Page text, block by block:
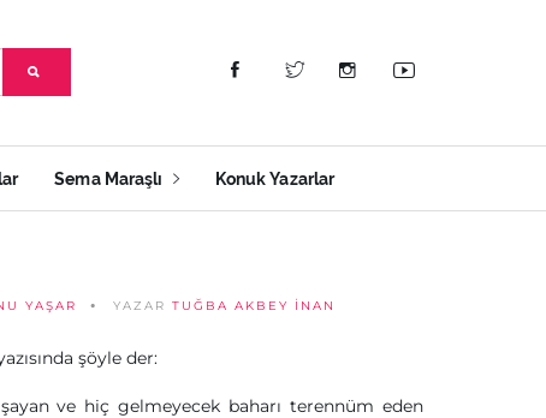
Sema Maraşlı Konuk Yazarlar
YAŞAR YAZAR TUĞBA AKBEY İNAN
şöyle der:
ve hiç gelmeyecek baharı terennüm eden